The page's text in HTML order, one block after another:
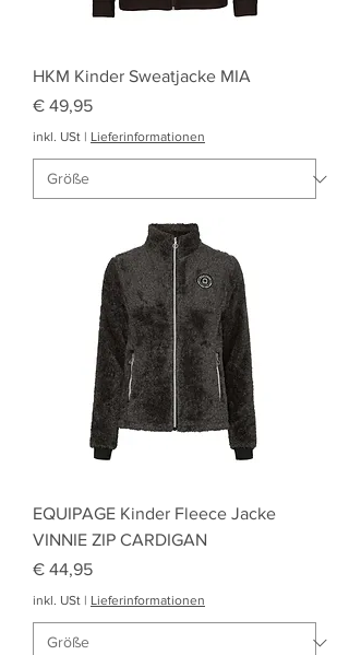
HKM Kinder Sweatjacke MIA
Preis
€ 49,95
inkl. USt | Lieferinformationen
EQUIPAGE Kinder Fleece Jacke
VINNIE ZIP CARDIGAN
Preis
€ 44,95
inkl. USt | Lieferinformationen